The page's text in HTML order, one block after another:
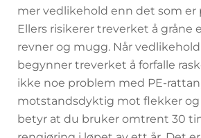
mer vedlikehold enn det som er
Ellers risikerer treverket å gråne
revner og mugg. Når
begynner treverket å forfalle
ikke noe problem med PE-
motstandsdyktig mot flekker
betyr at du bruker omtrent 30